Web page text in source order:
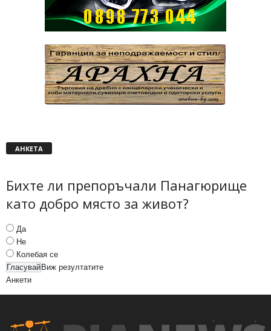
АНКЕТА
Бихте ли препоръчали Панагюрище
като добро място за живот?
Да
Не
Колебая се
Виж резултатите
Анкети